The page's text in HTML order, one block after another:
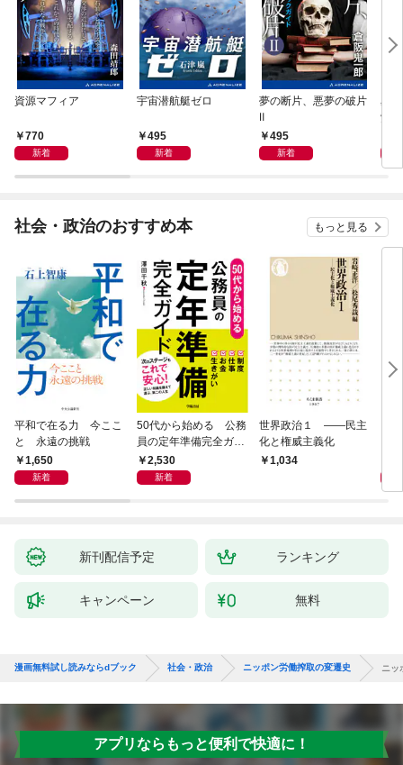
資源マフィア
770
新着
宇宙潜航艇ゼロ
495
新着
夢の断片、悪夢の破片
Ⅱ
495
新着
星
覚
社会・政治のおすすめ本 もっと見る
平和で在る力 今ここ
と 永遠の挑戦
1,650
新着
50代から始める 公務
員の定年準備完全ガイ
ド2,530
新着
世界政治１ ――民主
化と権威主義化
1,034
新刊配信予定 ランキング
キャンペーン 無料
漫画無料試し読みならdブック 社会・政治 ニッポン労働搾取の変遷史 ニッ
アプリならもっと便利で快適に！